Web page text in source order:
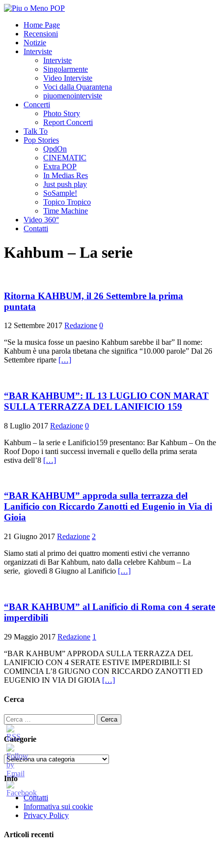
Home Page
Recensioni
Notizie
Interviste
Interviste
Singolarmente
Video Interviste
Voci dalla Quarantena
piuomenointerviste
Concerti
Photo Story
Report Concerti
Talk To
Pop Stories
QpdOn
CINEMATIC
Extra POP
In Medias Res
Just push play
SoSample!
Topico Tropico
Time Machine
Video 360°
Contatti
Kahbum – La serie
Ritorna KAHBUM, il 26 Settembre la prima
puntata
12 Settembre 2017 Redazione 0
“Se la musica fosse un paesino Kahbum sarebbe il bar” Il nome:
Kahbum è una parola tibetana che significa “10.000 parole” Dal 26
Settembre riparte […]
“BAR KAHBUM”: IL 13 LUGLIO CON MARAT
SULLA TERRAZZA DEL LANIFICIO 159
8 Luglio 2017 Redazione 0
Kahbum – la serie e Lanificio159 presentano: Bar Kahbum – On the
Roof Dopo i tanti successi invernali e quello della prima serata
estiva dell’8 […]
“BAR KAHBUM” approda sulla terrazza del
Lanificio con Riccardo Zanotti ed Eugenio in Via di
Gioia
21 Giugno 2017 Redazione 2
Siamo stati al primo dei quattro momenti estivi che verranno
organizzati di Bar Kahbum, nato dalla celebre Kahbum – La
serie, giovedì 8 Giugno al Lanificio […]
“BAR KAHBUM” al Lanificio di Roma con 4 serate
imperdibili
29 Maggio 2017 Redazione 1
“BAR KAHBUM” APPRODA SULLA TERRAZZA DEL
LANIFICIO CON 4 SERATE ESTIVE IMPERDIBILI: SI
COMINCIA L’8 GIUGNO CON RICCARDO ZANOTTI ED
EUGENIO IN VIA DI GIOIA […]
Cerca
Ricerca
per:
Categorie
Categorie
Info
Contatti
Informativa sui cookie
Privacy Policy
Articoli recenti